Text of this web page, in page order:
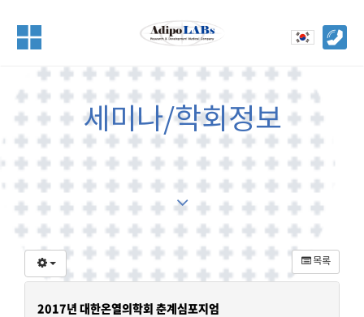
세미나/학회정보
목록
2017년 대한온열의학회 춘계심포지엄